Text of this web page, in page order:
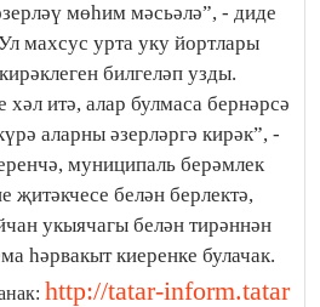
мөһим мәсьәлә”, - диде
махсус урта уку йортлары
билгеләп узды.
итә, алар булмаса бернәрсә
аларны әзерләргә кирәк”, -
муниципаль берәмлек
җитәкчесе белән берлектә,
укыячагы белән тирәннән
һәрвакыт киеренке булачак.
http://tatar-inform.tatar